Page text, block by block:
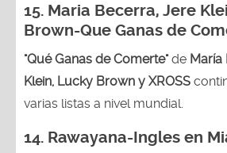
15. Maria Becerra, Jere
Brown-Que Ganas de
"Qué Ganas de Comerte"de María
Klein, Lucky Brown y XROSS
varias listas a nivel mundial.
14. Rawayana-Ingles en